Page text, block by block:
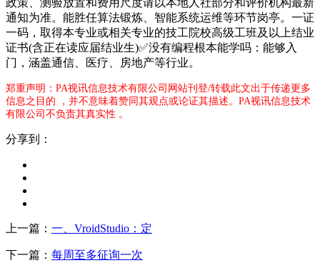
政策、测验放置和费用尺度请以本地人社部分和评价机构最新
通知为准。能胜任算法锻炼、智能系统运维等环节岗亭。一证
一码，取得本专业或相关专业的技工院校高级工班及以上结业
证书(含正在读应届结业生)✅没有编程根本能学吗：能够入
门，涵盖通信、医疗、房地产等行业。
郑重声明：PA视讯信息技术有限公司网站刊登/转载此文出于传递更多
信息之目的 ，并不意味着赞同其观点或论证其描述。PA视讯信息技术
有限公司不负责其真实性 。
分享到：
上一篇： 一、VroidStudio：定
下一篇： 每周至多征询一次